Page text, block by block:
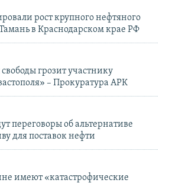
рост крупного нефтяного
в Краснодарском крае РФ
грозит участнику
– Прокуратура АРК
переговоры об альтернативе
для поставок нефти
имеют «катастрофические